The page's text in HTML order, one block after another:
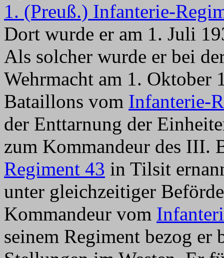
1. (Preuß.) Infanterie-
Dort wurde er am 1. Juli
Als solcher wurde er bei
Wehrmacht am 1. Oktober
Bataillons vom Infanterie-
der Enttarnung der
zum Kommandeur des III.
Regiment 43 in Tilsit
unter gleichzeitiger
Kommandeur vom
seinem Regiment bezog er